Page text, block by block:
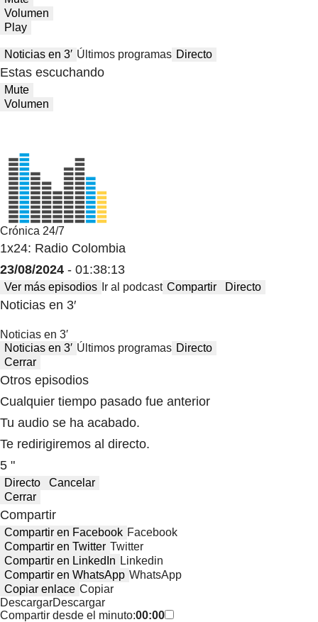
Volumen
Play
Noticias en 3′ Últimos programas Directo
Estas escuchando
Mute
Volumen
Crónica 24/7
1x24: Radio Colombia
23/08/2024 - 01:38:13
Ver más episodios Ir al podcast Compartir Directo
Noticias en 3′
Noticias en 3′
Noticias en 3′ Últimos programas Directo
Cerrar
Otros episodios
Cualquier tiempo pasado fue anterior
Tu audio se ha acabado.
Te redirigiremos al directo.
5 "
Directo
Cancelar
Cerrar
Compartir
Compartir en Facebook Facebook
Compartir en Twitter Twitter
Compartir en LinkedIn Linkedin
Compartir en WhatsApp WhatsApp
Copiar enlace Copiar
DescargarDescargar
Compartir desde el minuto:00:00